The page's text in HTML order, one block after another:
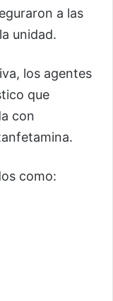
a las
unidad.
los agentes
que
con
como: